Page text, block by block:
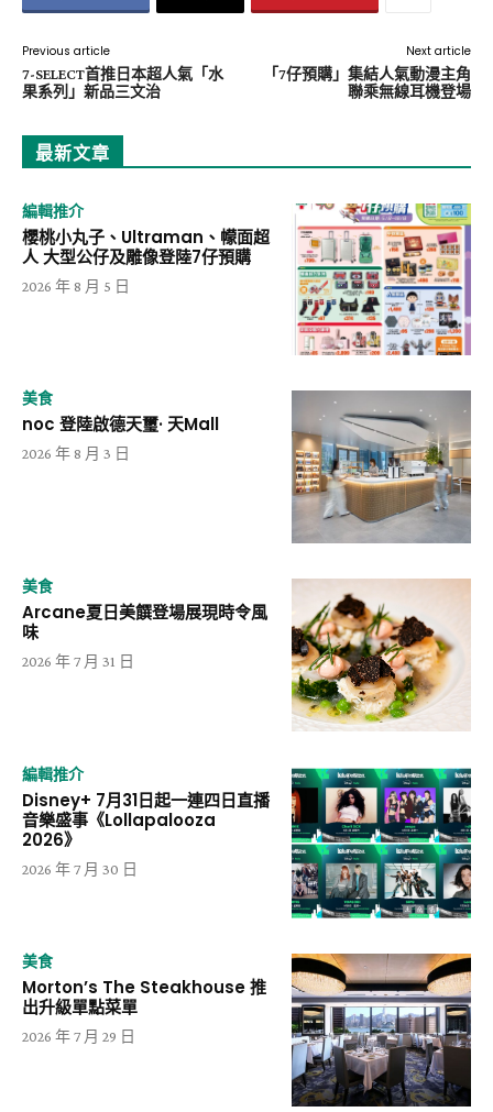
Previous article
​7-SELECT首推日本超人氣「水
果系列」新品三文治
Next article
「7仔預購」集結人氣動漫主角
聯乘無線耳機登場
最新文章
編輯推介
櫻桃小丸子、Ultraman、幪面超
人 大型公仔及雕像登陸7仔預購
2026 年 8 月 5 日
美食
noc 登陸啟德天璽· 天Mall
2026 年 8 月 3 日
美食
Arcane夏日美饌登場展現時令風
味
2026 年 7 月 31 日
編輯推介
Disney+ 7月31日起一連四日直播
音樂盛事《Lollapalooza
2026》
2026 年 7 月 30 日
美食
Morton’s The Steakhouse 推
出升級單點菜單
2026 年 7 月 29 日